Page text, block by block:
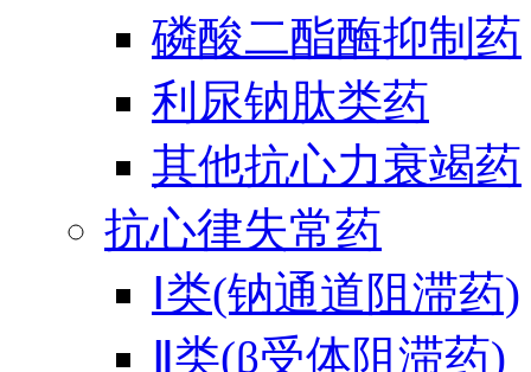
磷酸二酯酶抑制药
利尿钠肽类药
其他抗心力衰竭药
抗心律失常药
Ⅰ类(钠通道阻滞药)
Ⅱ类(β受体阻滞药)